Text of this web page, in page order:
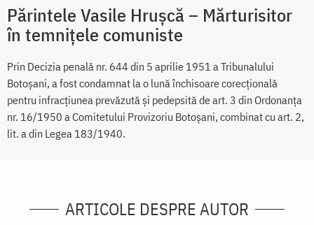
Părintele Vasile Hrușcă – Mărturisitor
în temnițele comuniste
Prin Decizia penală nr. 644 din 5 aprilie 1951 a Tribunalului
Botoșani, a fost condamnat la o lună închisoare corecțională
pentru infracțiunea prevăzută și pedepsită de art. 3 din Ordonanța
nr. 16/1950 a Comitetului Provizoriu Botoșani, combinat cu art. 2,
lit. a din Legea 183/1940.
ARTICOLE DESPRE AUTOR